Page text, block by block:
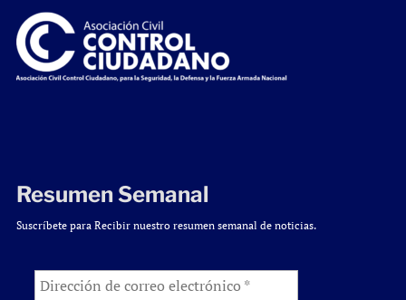
Resumen Semanal
Suscríbete para Recibir nuestro resumen semanal de noticias.